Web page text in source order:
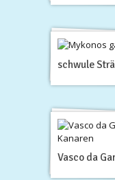
schwule
Vasco da